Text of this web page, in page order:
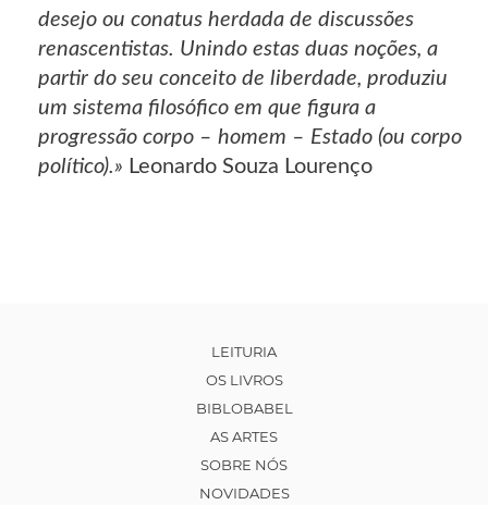
desejo ou conatus herdada de discussões
renascentistas. Unindo estas duas noções, a
partir do seu conceito de liberdade, produziu
um sistema filosófico em que figura a
progressão corpo – homem – Estado (ou corpo
político).» Leonardo Souza Lourenço
LEITURIA
OS LIVROS
BIBLOBABEL
AS ARTES
SOBRE NÓS
NOVIDADES